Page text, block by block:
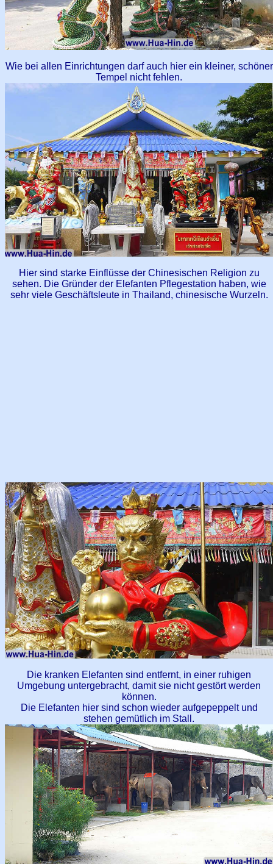
Wie bei allen Einrichtungen darf auch hier ein kleiner, schöner
Tempel nicht fehlen.
Hier sind starke Einflüsse der Chinesischen Religion zu
sehen. Die Gründer der Elefanten Pflegestation haben, wie
sehr viele Geschäftsleute in Thailand, chinesische Wurzeln.
Die kranken Elefanten sind entfernt, in einer ruhigen
Umgebung untergebracht, damit sie nicht gestört werden
können.
Die Elefanten hier sind schon wieder aufgepeppelt und
stehen gemütlich im Stall.